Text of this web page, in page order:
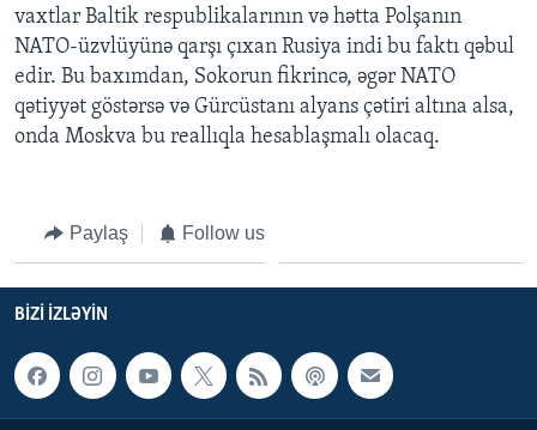
vaxtlar Baltik respublikalarının və hətta Polşanın
NATO-üzvlüyünə qarşı çıxan Rusiya indi bu faktı qəbul
edir. Bu baxımdan, Sokorun fikrincə, əgər NATO
qətiyyət göstərsə və Gürcüstanı alyans çətiri altına alsa,
onda Moskva bu reallıqla hesablaşmalı olacaq.
Paylaş Follow us
BIZI IZLƏYIN